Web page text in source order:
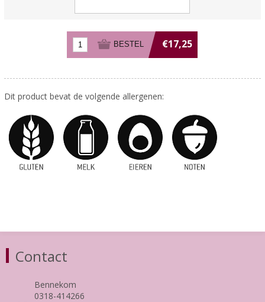
€17,25
Dit product bevat de volgende allergenen:
Contact
Bennekom
0318-414266